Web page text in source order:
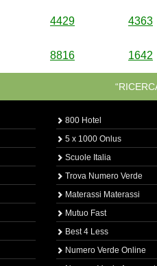
4429 4363
8816 1642
800 Hotel
5 x 1000 Onlus
Scuole Italia
Trova Numero Verde
Materassi Materassi
Mutuo Fast
Best 4 Less
Numero Verde Online